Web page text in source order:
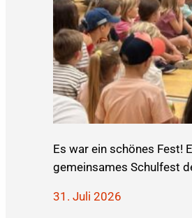
Es war ein schönes Fest!
gemeinsames Schulfest
31. Juli 2026